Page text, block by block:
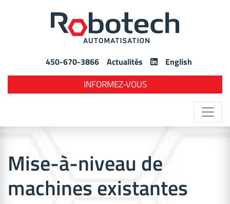
450-670-3866 Actualités
INFORMEZ-VOUS
English
Mise-à-niveau de
machines existantes